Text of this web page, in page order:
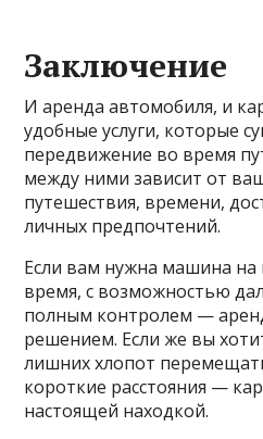
Заключение
И аренда автомобиля, и
удобные услуги, которые
передвижение во время
между ними зависит от
путешествия, времени,
личных предпочтений.
Если вам нужна машина
время, с возможностью
полным контролем —
решением. Если же вы
лишних хлопот
короткие расстояния —
настоящей находкой.